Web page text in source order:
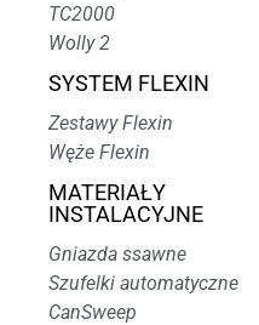
TC2000
Wolly 2
SYSTEM FLEXIN
Zestawy Flexin
Węże Flexin
MATERIAŁY
INSTALACYJNE
Gniazda ssawne
Szufelki automatyczne
CanSweep